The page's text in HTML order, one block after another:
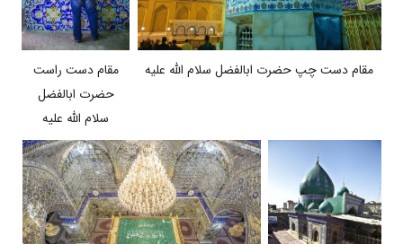
مقام دست چپ حضرت ابالفضل سلام الله علیه
مقام دست راست
حضرت ابالفضل
سلام الله علیه